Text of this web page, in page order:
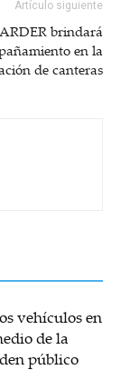
Artículo siguiente
brindará
en la
de canteras
vehículos en
de la
público